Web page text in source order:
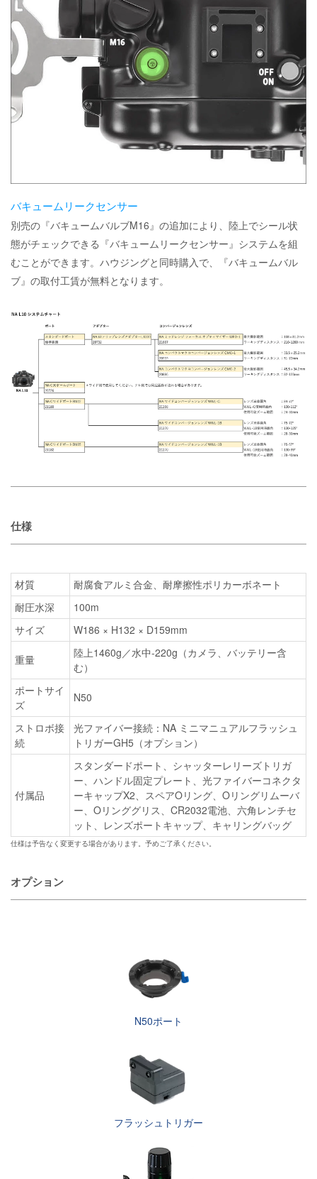
バキュームリークセンサー
別売の『バキュームバルブM16』の追加により、陸上でシール状
態がチェックできる『バキュームリークセンサー』システムを組
むことができます。ハウジングと同時購入で、『バキュームバル
ブ』の取付工賃が無料となります。
仕様
材質
耐腐食アルミ合金、耐摩擦性ポリカーボネート
耐圧水深
100m
サイズ
W186 × H132 × D159mm
重量
陸上1460g／水中-220g（カメラ、バッテリー含
む）
ポートサイ
ズ
N50
ストロボ接
続
光ファイバー接続：NA ミニマニュアルフラッシュ
トリガーGH5（オプション）
付属品
スタンダードポート、シャッターレリーズトリガ
ー、ハンドル固定プレート、光ファイバーコネクタ
ーキャップX2、スペアOリング、Oリングリムーバ
ー、Oリンググリス、CR2032電池、六角レンチセ
ット、レンズポートキャップ、キャリングバッグ
仕様は予告なく変更する場合があります。予めご了承ください。
オプション
N50ポート
フラッシュトリガー